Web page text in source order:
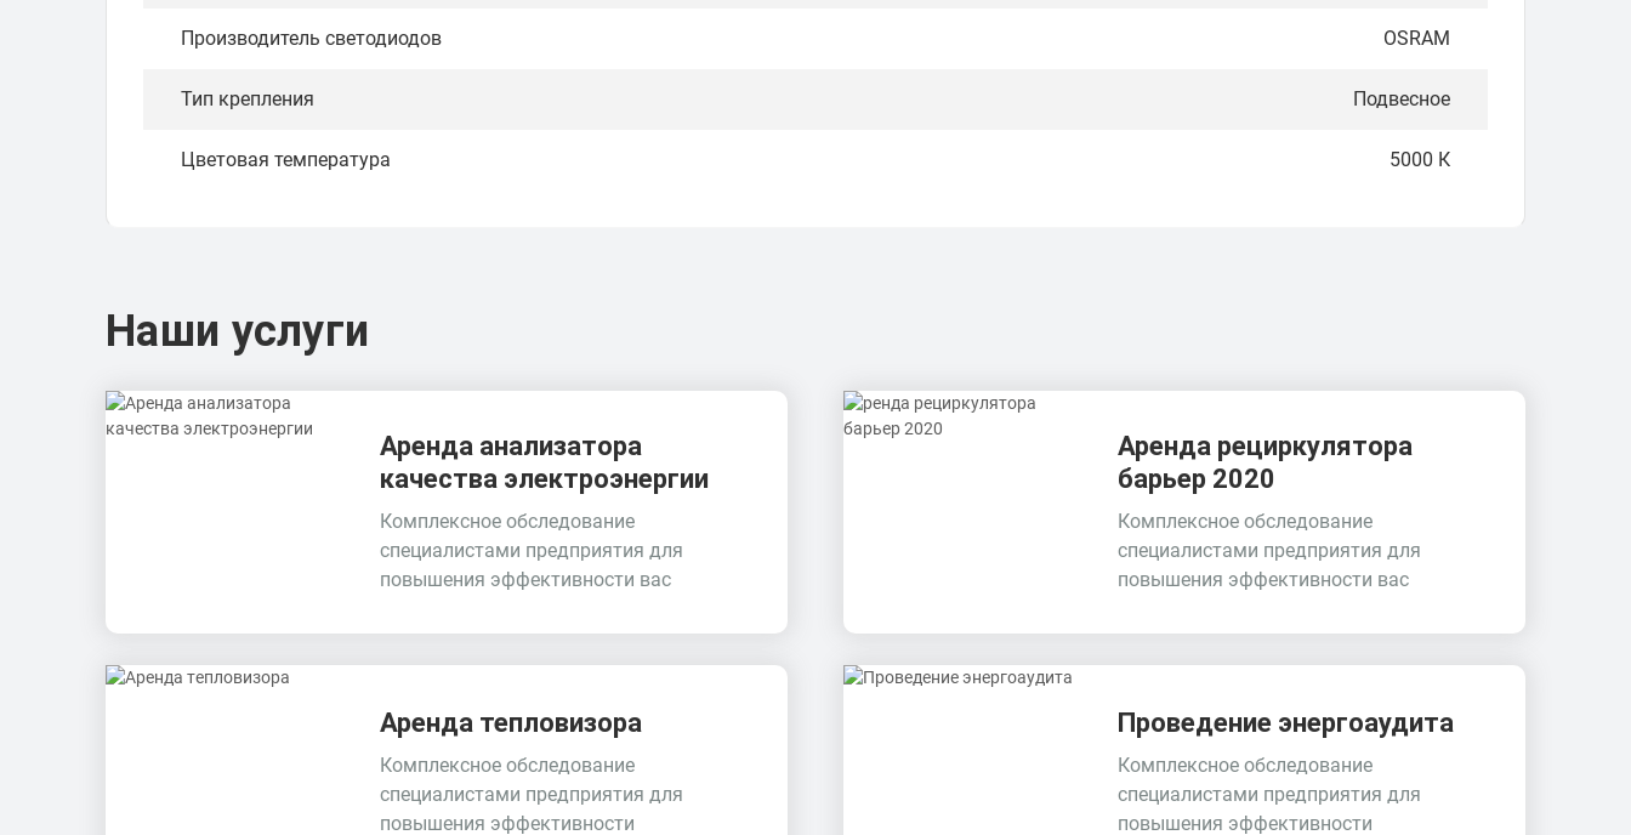
Производитель светодиодов OSRAM
Тип крепления Подвесное
Цветовая температура 5000 К
Наши услуги
Аренда анализатора
качества электроэнергии
Комплексное обследование
специалистами предприятия для
повышения эффективности вас
Аренда рециркулятора
барьер 2020
Комплексное обследование
специалистами предприятия для
повышения эффективности вас
Аренда тепловизора
Комплексное обследование
специалистами предприятия для
повышения эффективности
Проведение энергоаудита
Комплексное обследование
специалистами предприятия для
повышения эффективности